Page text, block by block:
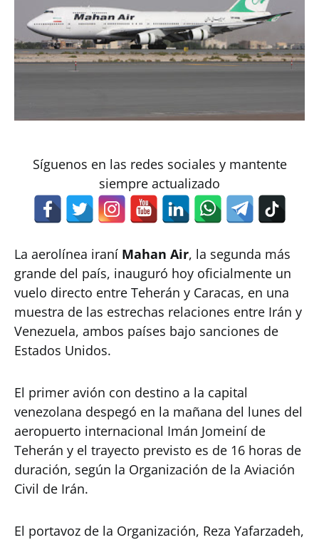
Síguenos en las redes sociales y mantente
siempre actualizado
La aerolínea iraní Mahan Air, la segunda más
grande del país, inauguró hoy oficialmente un
vuelo directo entre Teherán y Caracas, en una
muestra de las estrechas relaciones entre Irán y
Venezuela, ambos países bajo sanciones de
Estados Unidos.
El primer avión con destino a la capital
venezolana despegó en la mañana del lunes del
aeropuerto internacional Imán Jomeiní de
Teherán y el trayecto previsto es de 16 horas de
duración, según la Organización de la Aviación
Civil de Irán.
El portavoz de la Organización, Reza Yafarzadeh,